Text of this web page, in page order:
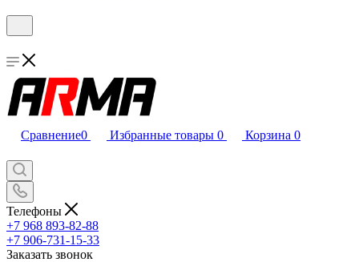
Сравнение0 Избранные товары 0 Корзина 0
Телефоны
+7 968 893-82-88
+7 906-731-15-33
Заказать звонок